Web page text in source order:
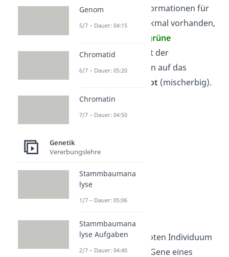
unterschiedliche Informationen für
ein bestimmtes Merkmal vorhanden,
grüne
Augenfarbe, dann ist der
Organismus bezogen auf das
heterozygot (mischerbig).
Bei einem homozygoten Individuum
stimmen also beide Gene eines
Genom
5/7 – Dauer: 04:15
Chromatid
6/7 – Dauer: 05:20
Chromatin
7/7 – Dauer: 04:50
Genetik
Vererbungslehre
Stammbaumana
lyse
1/7 – Dauer: 05:06
Stammbaumana
lyse Aufgaben
2/7 – Dauer: 04:40